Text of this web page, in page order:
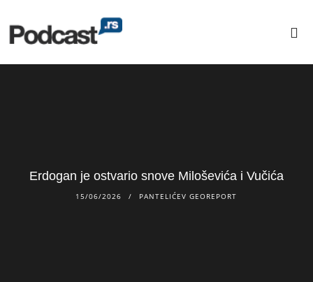
Erdogan je ostvario snove Miloševića i Vučića
15/06/2026 PANTELIĆEV GEOREPORT